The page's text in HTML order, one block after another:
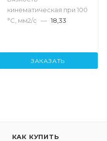
кинематическая при 100
°С, мм2/с — 18,33
ЗАКАЗАТЬ
КАК КУПИТЬ